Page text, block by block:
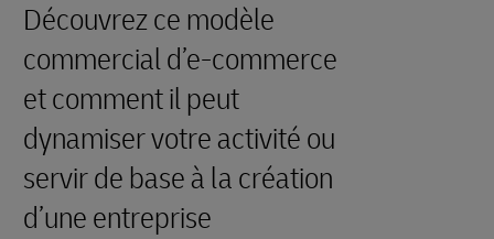
Découvrez ce modèle
commercial d’e-commerce
et comment il peut
dynamiser votre activité ou
servir de base à la création
d’une entreprise